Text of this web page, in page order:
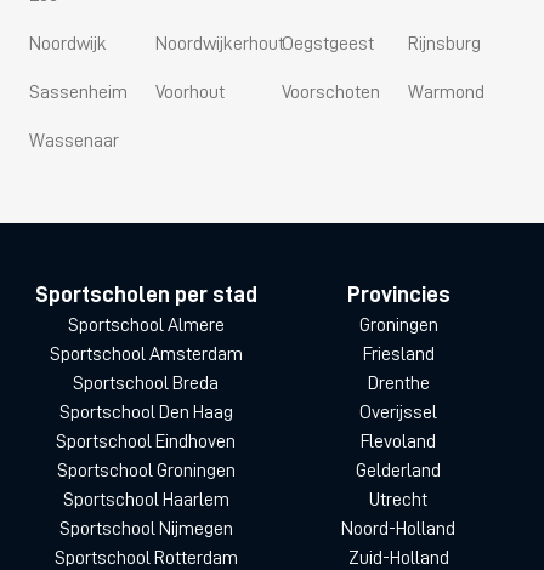
Noordwijk NoordwijkerhoutOegstgeest Rijnsburg
Sassenheim Voorhout Voorschoten Warmond
Wassenaar
Sportscholen per stad
Sportschool Almere
Sportschool Amsterdam
Sportschool Breda
Sportschool Den Haag
Sportschool Eindhoven
Sportschool Groningen
Sportschool Haarlem
Sportschool Nijmegen
Sportschool Rotterdam
Provincies
Groningen
Friesland
Drenthe
Overijssel
Flevoland
Gelderland
Utrecht
Noord-Holland
Zuid-Holland